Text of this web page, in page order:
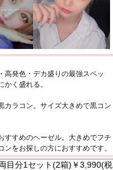
高発色・デカ盛りの最強スペッ
く盛れる。
カラコン。サイズ大きめで黒コン
すすめのヘーゼル。大きめでフチ
をお探しの方におすすめです。
目分1セット(2箱)￥3,990(税